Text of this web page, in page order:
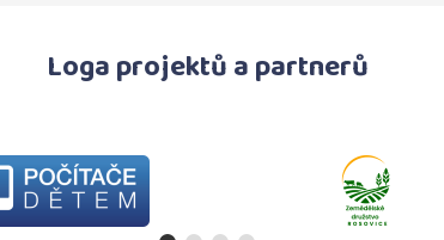
Loga projektů a partnerů